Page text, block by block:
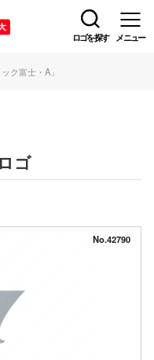
ロゴを探す メニュー
ク富士・A」
ゴ
No.42790